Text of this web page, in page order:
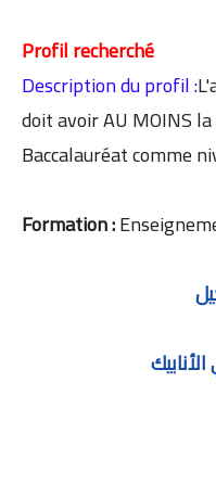
Profil recherché
Description du profil :
doit avoir AU MOINS
Baccalauréat comme
Formation :